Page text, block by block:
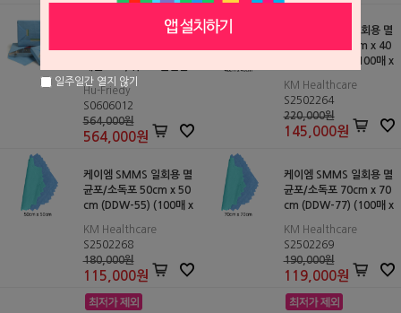
IMS 오토클래이브 랩 (H
u-Friedy)(개별발주 2~3
불가)
Hu-Friedy
S0606012
564,000원
564,000원
케이엠 SMMS 일회용 멸
균포/소독포 40cm x 40
cm (DDW-44) (100매 x
KM Healthcare
S2502264
220,000원
145,000원
케이엠 SMMS 일회용 멸
균포/소독포 50cm x 50
cm (DDW-55) (100매 x
KM Healthcare
S2502268
180,000원
115,000원
케이엠 SMMS 일회용 멸
균포/소독포 70cm x 70
cm (DDW-77) (100매 x
KM Healthcare
S2502269
190,000원
119,000원
일주일간 열지 않기